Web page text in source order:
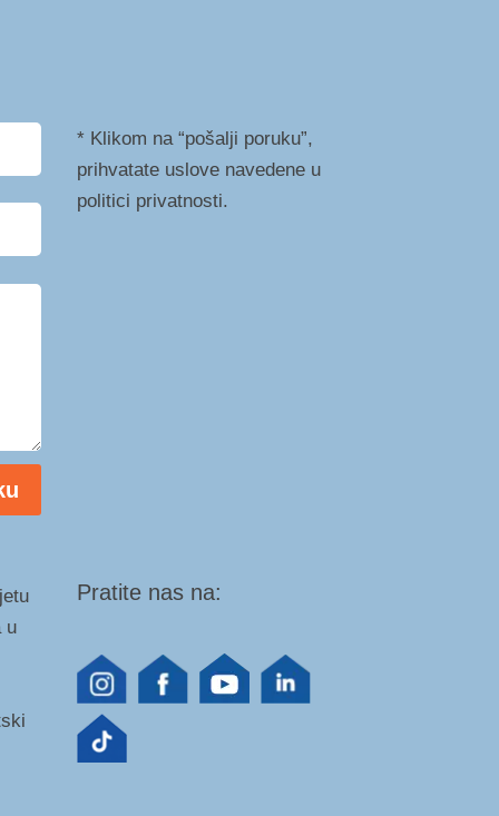
* Klikom na “pošalji poruku”,
prihvatate uslove navedene u
politici privatnosti.
u
Pratite nas na: